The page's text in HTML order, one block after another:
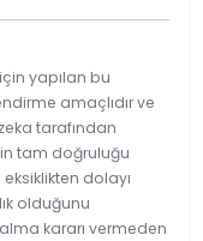
için yapılan bu
amaçlıdır ve
tarafından
tam doğruluğu
dolayı
olduğunu
alma kararı vermeden